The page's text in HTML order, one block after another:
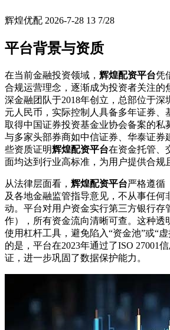
辉煌优配 2026-7-28 13 7/28
平台背景与资质
在当前金融投资领域， 辉煌配资平台凭
合规运营理念，逐渐成为投资者关注的
深金融团队于2018年创立，总部位于深
元人民币，实际控制人具备多年证券、
取得中国证券投资基金业协会备案的私
与多家头部券商如中信证券、华泰证券
些资质证明辉煌配资平台在资金托管、
面均达到行业高标准，为用户提供合规
从法律层面看， 辉煌配资平台严格遵循
及各地金融监管指导意见，不从事任何
动。平台对用户资金实行第三方银行存
作），所有资金流向清晰可查。这种透
使用杠杆工具，避免陷入“资金池”或“
的是，平台在2023年通过了ISO 27001
证，进一步巩固了数据保护能力。